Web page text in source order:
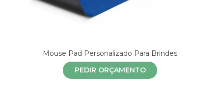
Mouse Pad Personalizado Para Brindes
PEDIR ORÇAMENTO